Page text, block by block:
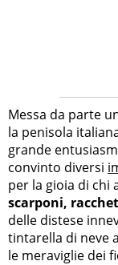
Messa da parte
la penisola
grande
convinto diversi
per la gioia di chi
scarponi,
delle distese
tintarella di neve
le meraviglie dei